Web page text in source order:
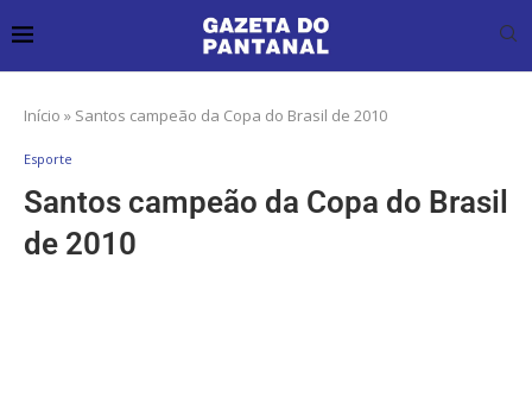
Início » Santos campeão da Copa do Brasil de 2010
Esporte
Santos campeão da Copa do Brasil
de 2010